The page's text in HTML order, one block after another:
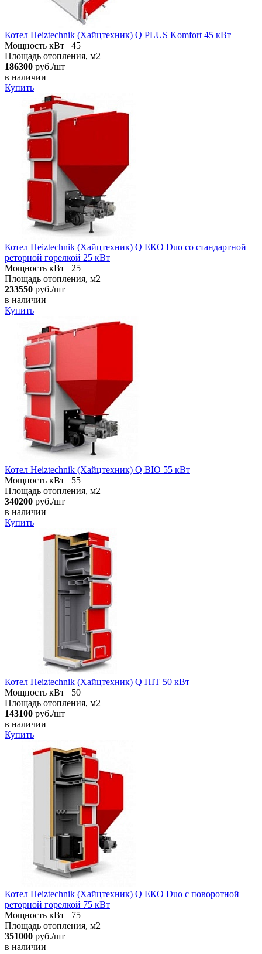
Котел Heiztechnik (Хайцтехник) Q PLUS Komfort 45 кВт
Мощность кВт
45
Площадь отопления, м2
186300 руб./шт
в наличии
Купить
Котел Heiztechnik (Хайцтехник) Q ЕКO Duo со стандартной
реторной горелкой 25 кВт
Мощность кВт
25
Площадь отопления, м2
233550 руб./шт
в наличии
Купить
Котел Heiztechnik (Хайцтехник) Q BIO 55 кВт
Мощность кВт
55
Площадь отопления, м2
340200 руб./шт
в наличии
Купить
Котел Heiztechnik (Хайцтехник) Q HIT 50 кВт
Мощность кВт
50
Площадь отопления, м2
143100 руб./шт
в наличии
Купить
Котел Heiztechnik (Хайцтехник) Q ЕКO Duo с поворотной
реторной горелкой 75 кВт
Мощность кВт
75
Площадь отопления, м2
351000 руб./шт
в наличии